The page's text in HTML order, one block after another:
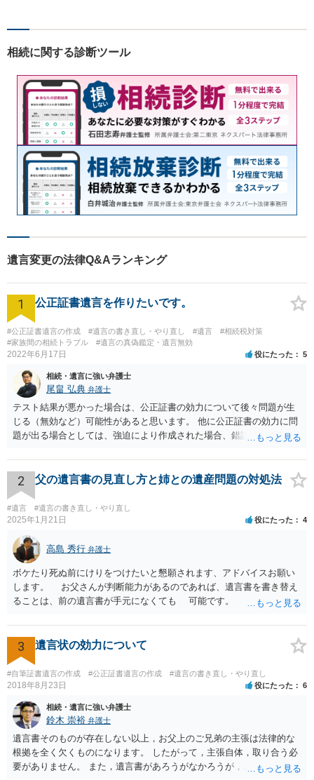
する癖をつけることを勧めて
決に繋がりますのでお気軽に
ご相談ください。
相続に関する診断ツール
遺言変更の法律Q&Aランキング
1 公正証書遺言を作りたいです。
#公正証書遺言の作成 #遺言の書き直し・やり直し #遺言
#相続税対策
#家族間の相続トラブル
#遺言の真偽鑑定・遺言無効
2022年6月17日 役にたった 5
相続・遺言に強い弁護士
尾畠 弘典 弁護士
テスト結果が悪かった場合は、公正証書の効力について後々問題が生
じる（無効など）可能性があると思います。 他に公正証書の効力に問
題が出る場合としては、強迫により作成された場合、錯誤（勘違い）
すが、弁護士に作成を依頼する場合は、１０～数十万円程度になるケ
ースが多いと思います。 報酬体系は、弁護士ごとに異なりますので一
律の基準はありません。
2 父の遺言書の見直し方と姉との遺産問題の対処法
#遺言 #遺言の書き直し・やり直し
2025年1月21日 役にたった 4
高島 秀行 弁護士
ボケたり死ぬ前にけりをつけたいと懇願されます、アドバイスお願い
します。 お父さんが判断能力があるのであれば、遺言書を書き替え
ることは、前の遺言書が手元になくても 可能です。 将来遺言の効
してもらって 診断書を取得して、公証役場へ行って公正証書遺言を
作成するのがよいと思います。 将来争われることが見込まれること
から、弁護士に依頼して手続きを進めた方がよいと思います。
3 遺言状の効力について
#自筆証書遺言の作成 #公正証書遺言の作成 #遺言の書き直し・やり直し
2018年8月23日 役にたった 6
相続・遺言に強い弁護士
鈴木 崇裕 弁護士
遺言書そのものが存在しない以上，お父上のご兄弟の主張は法律的な
根拠を全く欠くものになります。 したがって，主張自体，取り合う必
要がありません。 また，遺言書があろうがなかろうが，お父上のご兄